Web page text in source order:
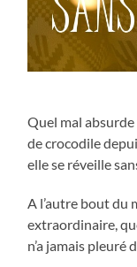
Quel mal
de crocodile
elle se réveille
A l’autre bout du
extraordinaire,
n’a jamais pleuré